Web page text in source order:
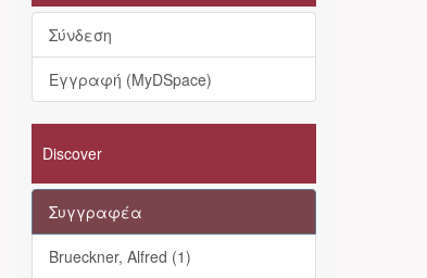
Σύνδεση
Εγγραφή (MyDSpace)
Discover
Συγγραφέα
Brueckner, Alfred (1)